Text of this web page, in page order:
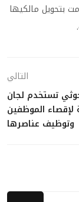
بتحويل مالكيها
التالي
تستخدم لجان
لإقصاء الموظفين
وتوظيف عناصرها